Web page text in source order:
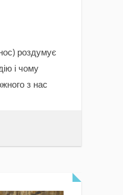
роздумує
і чому
з нас